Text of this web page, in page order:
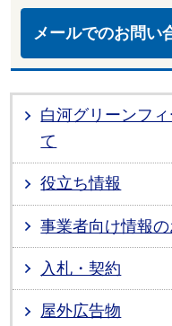
メールでのお問い
白河グリーンフ
て
役立ち情報
事業者向け情報
入札・契約
屋外広告物